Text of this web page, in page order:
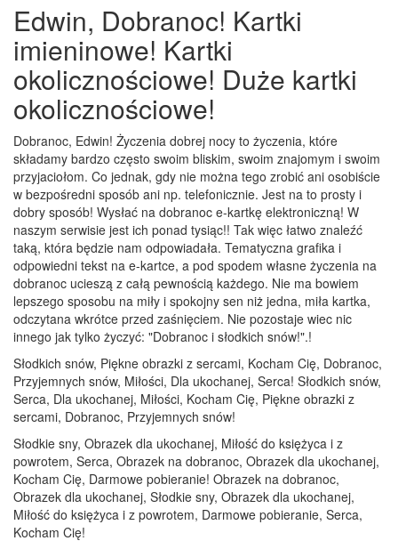
Edwin, Dobranoc! Kartki
imieninowe! Kartki
okolicznościowe! Duże kartki
okolicznościowe!
Dobranoc, Edwin! Życzenia dobrej nocy to życzenia, które
składamy bardzo często swoim bliskim, swoim znajomym i swoim
przyjaciołom. Co jednak, gdy nie można tego zrobić ani osobiście
w bezpośredni sposób ani np. telefonicznie. Jest na to prosty i
dobry sposób! Wysłać na dobranoc e-kartkę elektroniczną! W
naszym serwisie jest ich ponad tysiąc!! Tak więc łatwo znaleźć
taką, która będzie nam odpowiadała. Tematyczna grafika i
odpowiedni tekst na e-kartce, a pod spodem własne życzenia na
dobranoc ucieszą z całą pewnością każdego. Nie ma bowiem
lepszego sposobu na miły i spokojny sen niż jedna, miła kartka,
odczytana wkrótce przed zaśnięciem. Nie pozostaje wiec nic
innego jak tylko życzyć: "Dobranoc i słodkich snów!".!
Słodkich snów, Piękne obrazki z sercami, Kocham Cię, Dobranoc,
Przyjemnych snów, Miłości, Dla ukochanej, Serca! Słodkich snów,
Serca, Dla ukochanej, Miłości, Kocham Cię, Piękne obrazki z
sercami, Dobranoc, Przyjemnych snów!
Słodkie sny, Obrazek dla ukochanej, Miłość do księżyca i z
powrotem, Serca, Obrazek na dobranoc, Obrazek dla ukochanej,
Kocham Cię, Darmowe pobieranie! Obrazek na dobranoc,
Obrazek dla ukochanej, Słodkie sny, Obrazek dla ukochanej,
Miłość do księżyca i z powrotem, Darmowe pobieranie, Serca,
Kocham Cię!